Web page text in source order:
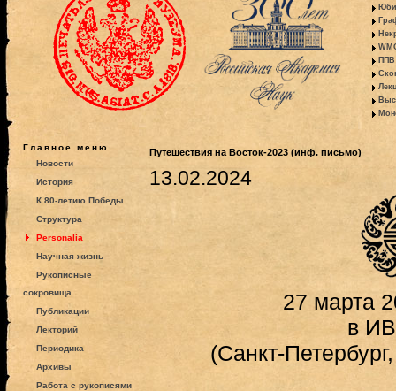
ППВ
Главное меню
Новости
История
К 80-летию Победы
Структура
Personalia
Научная жизнь
Рукописные
сокровища
Публикации
Лекторий
Периодика
Архивы
Работа с рукописями
Путешествия на Восток-2023 (инф. письмо)
13.02.2024
27 марта
в
(Санкт-